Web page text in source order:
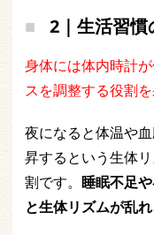
2｜生活習慣
身体には体内時計
スを調整する役割を
夜になると体温や
昇するという生体
割です。 睡眠不足
と生体リズムが乱